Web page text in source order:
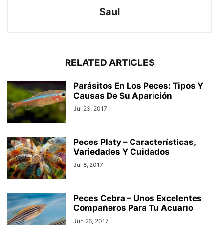
Saul
RELATED ARTICLES
Parásitos En Los Peces: Tipos Y
Causas De Su Aparición
Jul 23, 2017
Peces Platy – Características,
Variedades Y Cuidados
Jul 8, 2017
Peces Cebra – Unos Excelentes
Compañeros Para Tu Acuario
Jun 26, 2017